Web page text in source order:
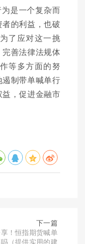
是一个复杂而
的利益，也破
了应对这一挑
善法律法规体
等多方面的努
制带单喊单行
，促进金融市
下一篇
！恒指期货喊单
（提供实用的建